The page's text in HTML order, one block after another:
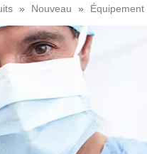
» Nouveau »